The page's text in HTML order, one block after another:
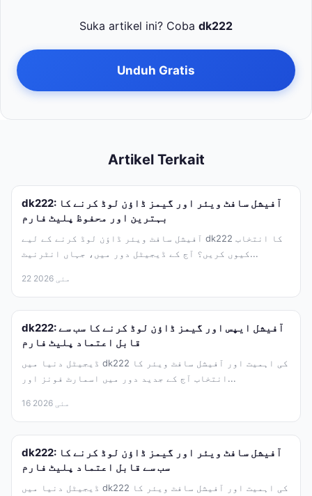
Suka artikel ini? Coba dk222
Unduh Gratis
Artikel Terkait
dk222: آفیشل سافٹ ویئر اور گیمز ڈاؤن لوڈ کرنے کا
بہترین اور محفوظ پلیٹ فارم
آفیشل سافٹ ویئر ڈاؤن لوڈ کرنے کے لیے dk222 کا انتخاب
کیوں کریں؟ آج کے ڈیجیٹل دور میں، جہاں انٹرنیٹ...
22 مئی 2026
dk222: آفیشل ایپس اور گیمز ڈاؤن لوڈ کرنے کا سب سے
قابل اعتماد پلیٹ فارم
ڈیجیٹل دنیا میں dk222 کی اہمیت اور آفیشل سافٹ ویئر کا
انتخاب آج کے جدید دور میں اسمارٹ فونز اور...
16 مئی 2026
dk222: آفیشل سافٹ ویئر اور گیمز ڈاؤن لوڈ کرنے کا
سب سے قابل اعتماد پلیٹ فارم
ڈیجیٹل دنیا میں dk222 کی اہمیت اور آفیشل سافٹ ویئر کا